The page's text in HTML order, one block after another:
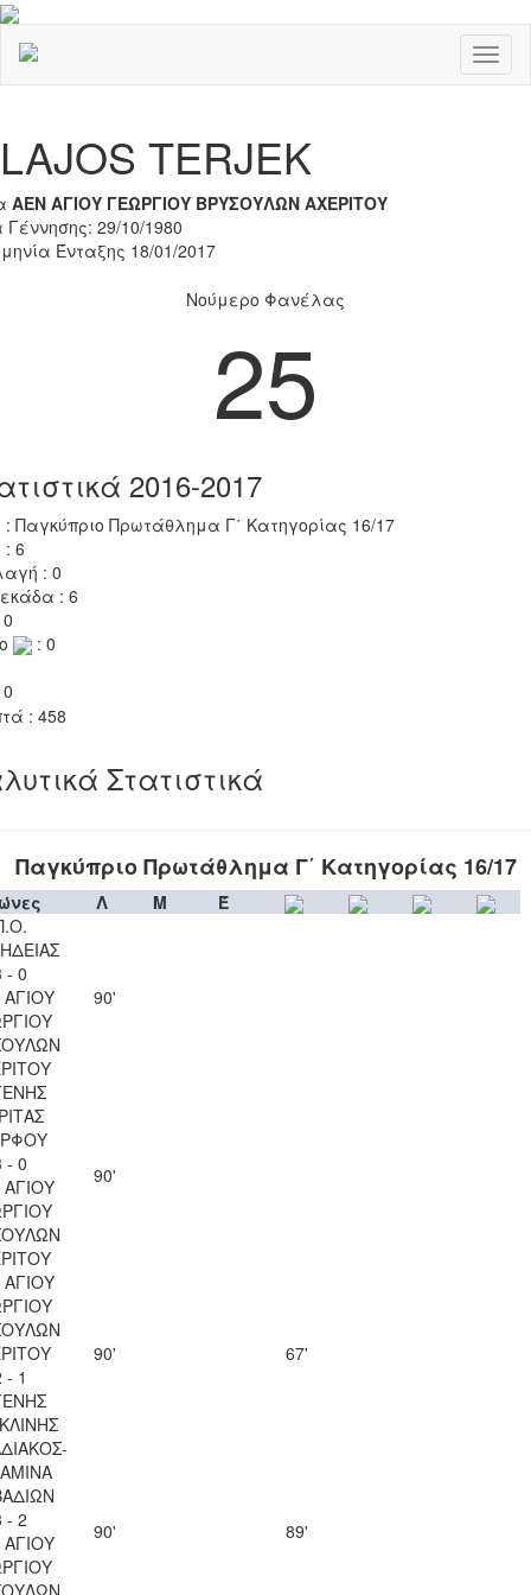
LAJOS TERJEK
ΑΕΝ ΑΓΙΟΥ ΓΕΩΡΓΙΟΥ ΒΡΥΣΟΥΛΩΝ ΑΧΕΡΙΤΟΥ
Γέννησης: 29/10/1980
Ένταξης 18/01/2017
Νούμερο Φανέλας
25
2016-2017
: Παγκύπριο Πρωτάθλημα Γ΄ Κατηγορίας 16/17
: 6
: 0
: 6
: 0
: 458
Στατιστικά
Παγκύπριο Πρωτάθλημα Γ΄ Κατηγορίας 16/17
Λ Μ
Έ
- 0
90'
- 0
90'
- 1
90' 67'
- 2
90' 89'